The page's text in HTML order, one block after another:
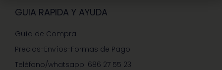
GUIA RAPIDA Y AYUDA
Guía de Compra
Precios-Envíos-Formas de Pago
Teléfono/whatsapp: 686 27 55 23